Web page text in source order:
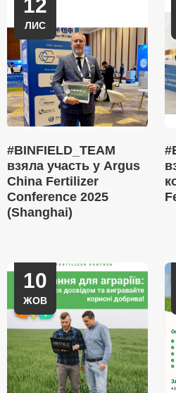
12
ЛИС
#BINFIELD_TEAM
взяла участь у Argus
China Fertilizer
Conference 2025
(Shanghai)
10
ЖОВ